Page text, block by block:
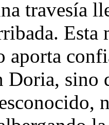
travesía
Esta
aporta
Doria, sino